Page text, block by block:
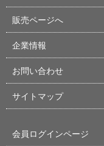
販売ページへ
企業情報
お問い合わせ
サイトマップ
会員ログインページ